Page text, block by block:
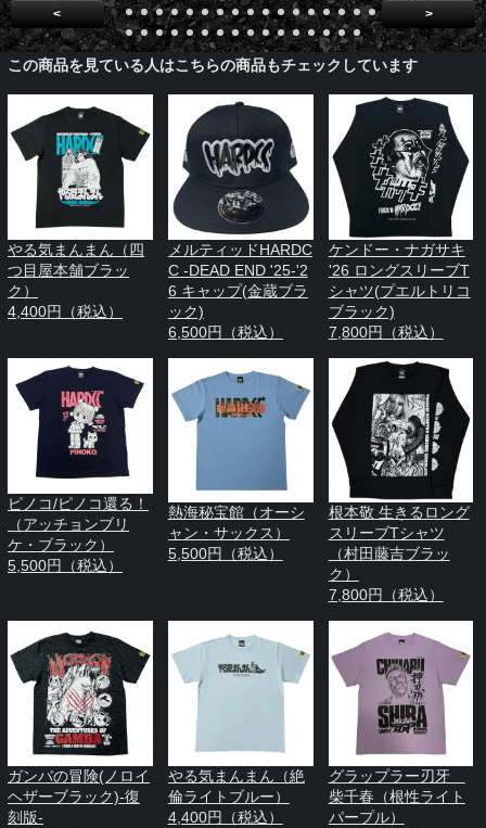
< >
この商品を見ている人はこちらの商品もチェックしています
やる気まんまん（四
つ目屋本舗ブラッ
ク）
4,400円（税込）
メルティッドHARDC
C -DEAD END '25-'2
6 キャップ(金蔵ブラ
ック)
6,500円（税込）
ケンドー・ナガサキ
'26 ロングスリーブT
シャツ(プエルトリコ
ブラック)
7,800円（税込）
ピノコ/ピノコ還る！
（アッチョンブリ
ケ・ブラック）
5,500円（税込）
熱海秘宝館（オーシ
ャン・サックス）
5,500円（税込）
根本敬 生きるロング
スリーブTシャツ
（村田藤吉ブラッ
ク）
7,800円（税込）
ガンバの冒険(ノロイ
ヘザーブラック)-復
刻版-
やる気まんまん（絶
倫ライトブルー）
4,400円（税込）
グラップラー刃牙
柴千春（根性ライト
パープル）